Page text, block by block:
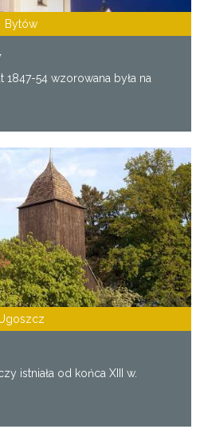
Bytów
1847-54 wzorowana była na
istniała od końca XIII w.